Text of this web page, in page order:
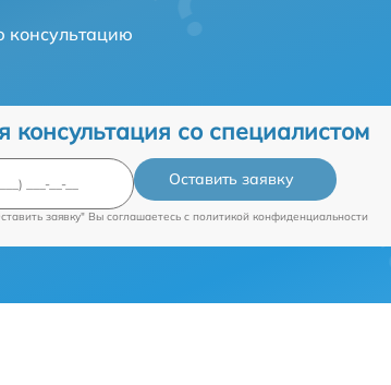
консультацию
консультация со специалистом
Оставить заявку
заявку" Вы соглашаетесь c политикой конфиденциальности